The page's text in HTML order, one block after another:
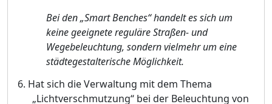
Bei den „Smart Benches“ handelt es sich um
keine geeignete reguläre Straßen- und
Wegebeleuchtung, sondern vielmehr um eine
städtegestalterische Möglichkeit.
6. Hat sich die Verwaltung mit dem Thema
„Lichtverschmutzung“ bei der Beleuchtung von